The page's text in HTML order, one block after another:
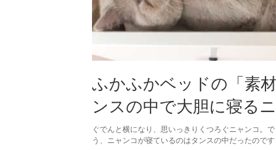
ふかふかベッドの「素
ンスの中で大胆に寝る
ぐでんと横になり、思いっきりくつろぐニャンコ。
う、ニャンコが寝ているのはタンスの中だったのです